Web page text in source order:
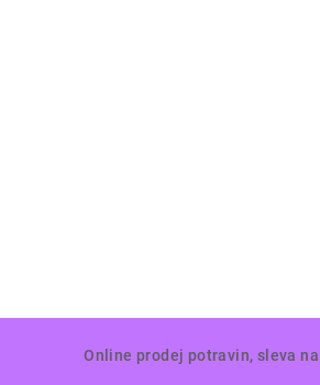
Online prodej potravin, sleva